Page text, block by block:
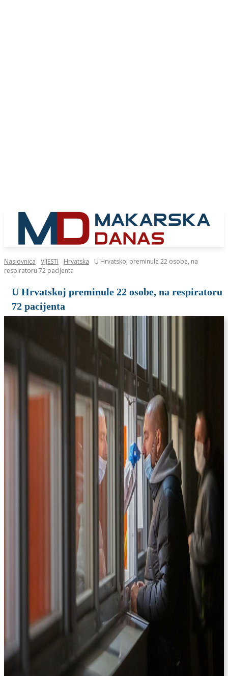
Naslovnica VIJESTI Hrvatska
U Hrvatskoj preminule 22 osobe, na
respiratoru 72 pacijenta
U Hrvatskoj preminule 22 osobe, na respiratoru
72 pacijenta